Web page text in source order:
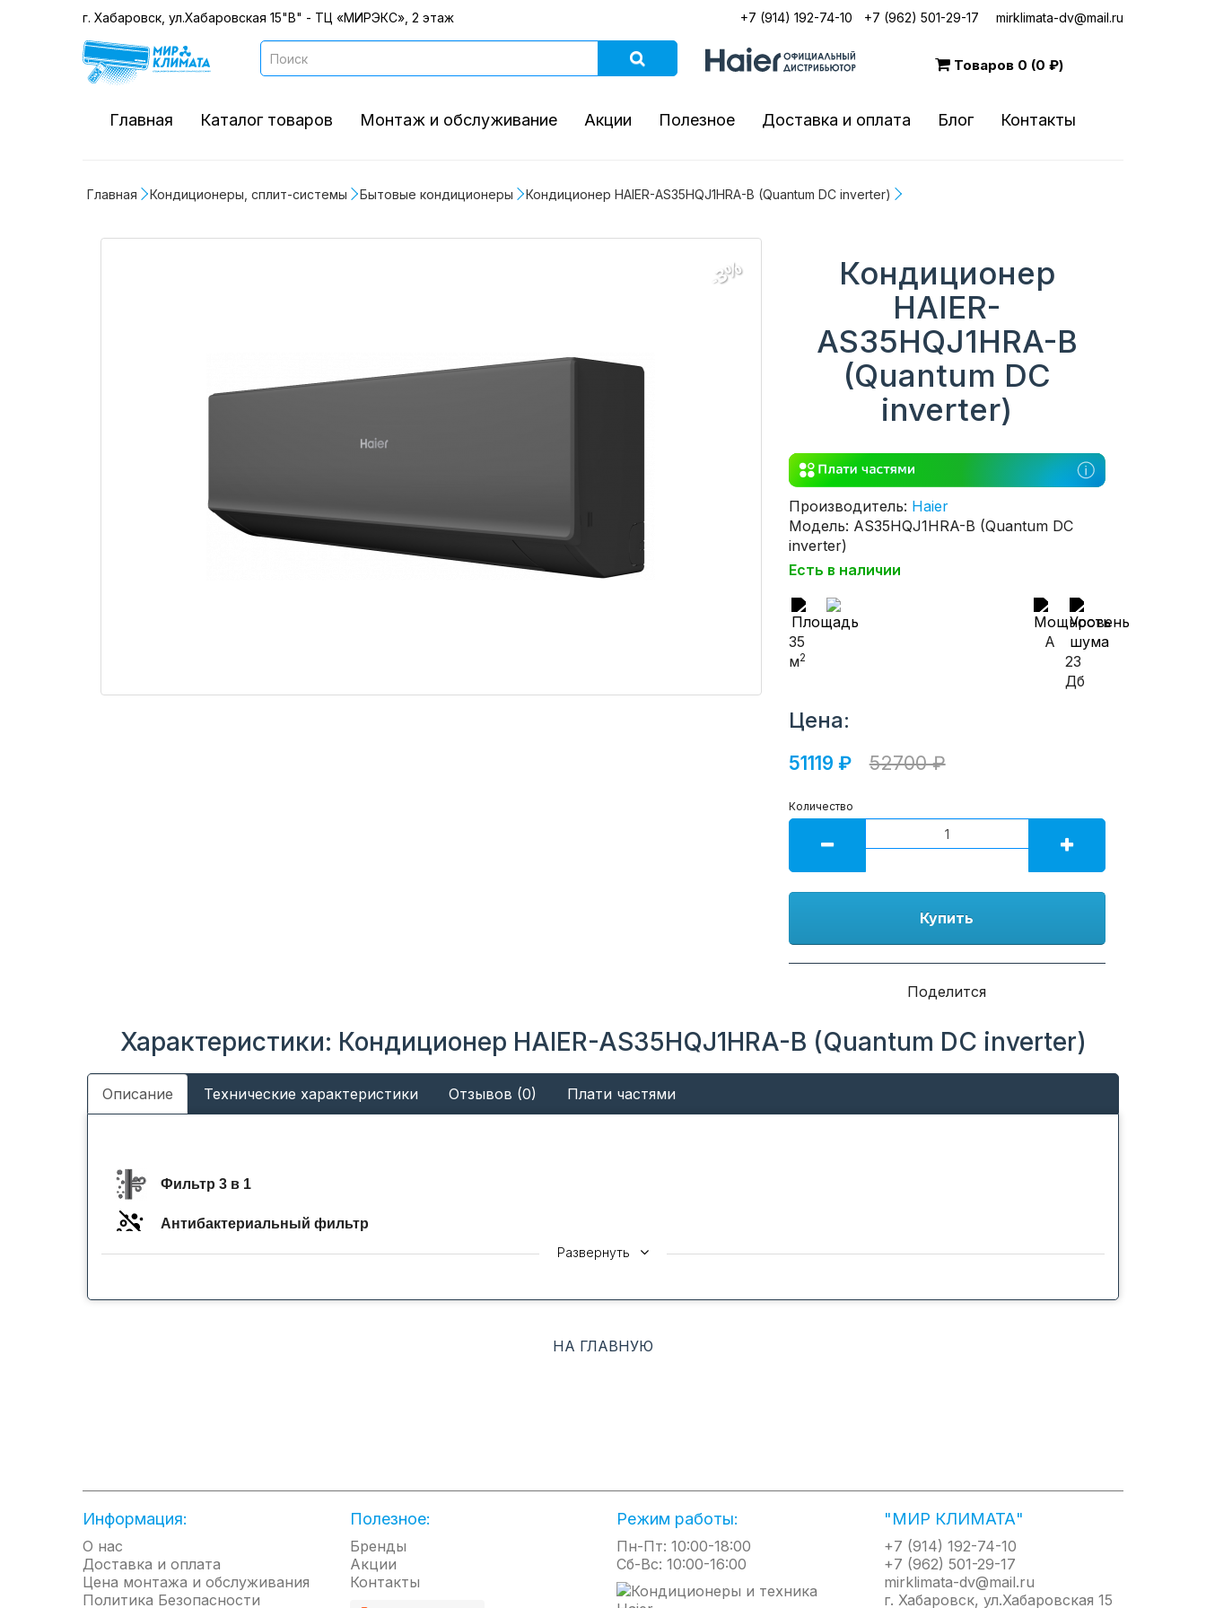
г. Хабаровск, ул.Хабаровская 15"В" - ТЦ «МИРЭКС», 2 этаж +7 (914) 192-74-10 +7 (962) 501-29-17 mirklimata-dv@mail.ru
Товаров 0 (0 ₽)
Главная Каталог товаров Монтаж и обслуживание Акции Полезное Доставка и оплата Блог Контакты
Главная Кондиционеры, сплит-системы Бытовые кондиционеры Кондиционер HAIER-AS35HQJ1HRA-B (Quantum DC inverter)
-3%
Кондиционер
HAIER-
AS35HQJ1HRA-B
(Quantum DC
inverter)
Производитель: Haier
Модель: AS35HQJ1HRA-B (Quantum DC
inverter)
Есть в наличии
35
м2
A
23
Дб
Цена:
51119 ₽ 52700 ₽
Количество
Купить
Поделится
Характеристики: Кондиционер HAIER-AS35HQJ1HRA-B (Quantum DC inverter)
Описание Технические характеристики Отзывов (0) Плати частями
Фильтр 3 в 1
Антибактериальный фильтр
Авторестарт
ФУНКЦИЯ КОМФОРТНОГО СНА
Развернуть
НА ГЛАВНУЮ
Информация:
О нас
Доставка и оплата
Цена монтажа и обслуживания
Политика Безопасности
Полезное:
Бренды
Акции
Контакты
Режим работы:
Пн-Пт: 10:00-18:00
Сб-Вс: 10:00-16:00
"МИР КЛИМАТА"
+7 (914) 192-74-10
+7 (962) 501-29-17
mirklimata-dv@mail.ru
г. Хабаровск, ул.Хабаровская 15